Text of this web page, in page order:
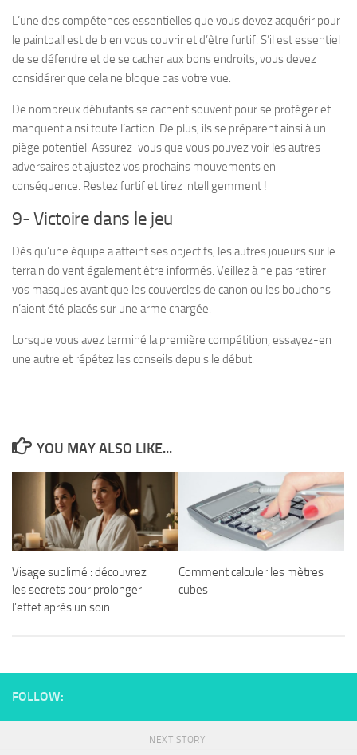
L’une des compétences essentielles que vous devez acquérir pour
le paintball est de bien vous couvrir et d’être furtif. S’il est essentiel
de se défendre et de se cacher aux bons endroits, vous devez
considérer que cela ne bloque pas votre vue.
De nombreux débutants se cachent souvent pour se protéger et
manquent ainsi toute l’action. De plus, ils se préparent ainsi à un
piège potentiel. Assurez-vous que vous pouvez voir les autres
adversaires et ajustez vos prochains mouvements en
conséquence. Restez furtif et tirez intelligemment !
9- Victoire dans le jeu
Dès qu’une équipe a atteint ses objectifs, les autres joueurs sur le
terrain doivent également être informés. Veillez à ne pas retirer
vos masques avant que les couvercles de canon ou les bouchons
n’aient été placés sur une arme chargée.
Lorsque vous avez terminé la première compétition, essayez-en
une autre et répétez les conseils depuis le début.
YOU MAY ALSO LIKE...
Visage sublimé : découvrez
les secrets pour prolonger
l’effet après un soin
Comment calculer les mètres
cubes
FOLLOW:
NEXT STORY